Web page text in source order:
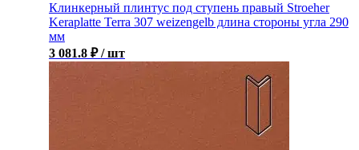
Клинкерный плинтус под ступень правый Stroeher
Keraplatte Terra 307 weizengelb длина стороны угла 290
мм
3 081.8 ₽ / шт